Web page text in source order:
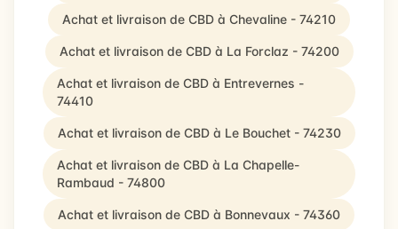
Achat et livraison de CBD à Chevaline - 74210
Achat et livraison de CBD à La Forclaz - 74200
Achat et livraison de CBD à Entrevernes -
74410
Achat et livraison de CBD à Le Bouchet - 74230
Achat et livraison de CBD à La Chapelle-
Rambaud - 74800
Achat et livraison de CBD à Bonnevaux - 74360